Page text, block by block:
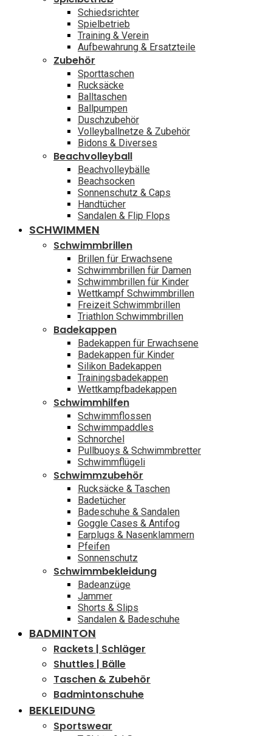
Schiedsrichter
Spielbetrieb
Training & Verein
Aufbewahrung & Ersatzteile
Zubehör
Sporttaschen
Rucksäcke
Balltaschen
Ballpumpen
Duschzubehör
Volleyballnetze & Zubehör
Bidons & Diverses
Beachvolleyball
Beachvolleybälle
Beachsocken
Sonnenschutz & Caps
Handtücher
Sandalen & Flip Flops
SCHWIMMEN
Schwimmbrillen
Brillen für Erwachsene
Schwimmbrillen für Damen
Schwimmbrillen für Kinder
Wettkampf Schwimmbrillen
Freizeit Schwimmbrillen
Triathlon Schwimmbrillen
Badekappen
Badekappen für Erwachsene
Badekappen für Kinder
Silikon Badekappen
Trainingsbadekappen
Wettkampfbadekappen
Schwimmhilfen
Schwimmflossen
Schwimmpaddles
Schnorchel
Pullbuoys & Schwimmbretter
Schwimmflügeli
Schwimmzubehör
Rucksäcke & Taschen
Badetücher
Badeschuhe & Sandalen
Goggle Cases & Antifog
Earplugs & Nasenklammern
Pfeifen
Sonnenschutz
Schwimmbekleidung
Badeanzüge
Jammer
Shorts & Slips
Sandalen & Badeschuhe
BADMINTON
Rackets | Schläger
Shuttles | Bälle
Taschen & Zubehör
Badmintonschuhe
BEKLEIDUNG
Sportswear